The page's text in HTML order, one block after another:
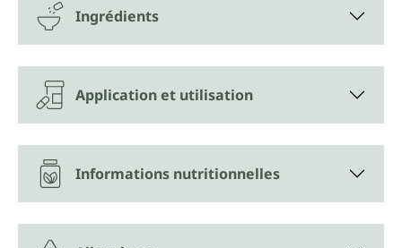
Ingrédients
Application et utilisation
Informations nutritionnelles